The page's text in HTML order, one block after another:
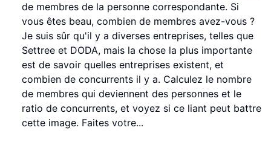
de membres de la personne correspondante. Si
vous êtes beau, combien de membres avez-vous ?
Je suis sûr qu'il y a diverses entreprises, telles que
Settree et DODA, mais la chose la plus importante
est de savoir quelles entreprises existent, et
combien de concurrents il y a. Calculez le nombre
de membres qui deviennent des personnes et le
ratio de concurrents, et voyez si ce liant peut battre
cette image. Faites votre...